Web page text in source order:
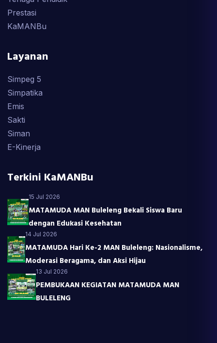
Prestasi
KaMANBu
Layanan
Simpeg 5
Simpatika
Emis
Sakti
Siman
E-Kinerja
Terkini KaMANBu
15 Jul 2026
MATAMUDA MAN Buleleng Bekali Siswa Baru
dengan Edukasi Kesehatan
14 Jul 2026
MATAMUDA Hari Ke-2 MAN Buleleng: Nasionalisme,
Moderasi Beragama, dan Aksi Hijau
13 Jul 2026
PEMBUKAAN KEGIATAN MATAMUDA MAN
BULELENG